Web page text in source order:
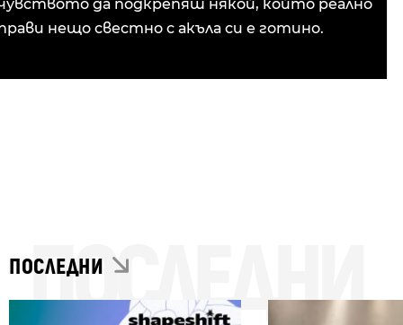
да подкрепяш някой, който реално
нещо свестно с акъла си е готино.
ПОСЛЕДНИ
ПОСЛЕДНИ